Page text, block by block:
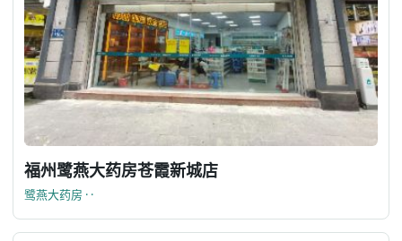
福州鹭燕大药房苍霞新城店
鹭燕大药房 · ·